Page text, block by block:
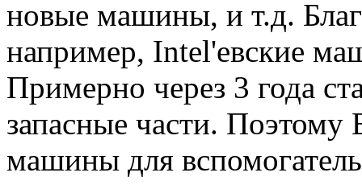
новые машины, и т.д.
например, Intel'евские
Примерно через 3 года
запасные части. Поэтому
машины для